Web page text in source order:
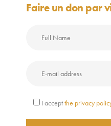
Faire un don par
I acceptthe privacy